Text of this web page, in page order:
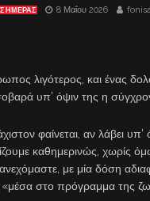
ΗΜΈΡΑΣ 8 Μαΐου 2026
λιγότερος, και ένας
υπ’ όψιν της η
φαίνεται, αν λάβει
καθημερινώς, χωρίς
με μία δόση
στο πρόγραμμα της